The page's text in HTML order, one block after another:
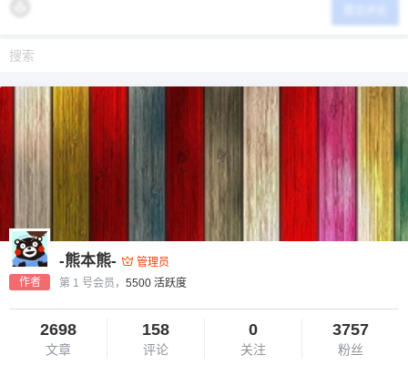
作者
-熊本熊-
管理员
第 1 号会员， 5500 活跃度
2698
文章
158
评论
0
关注
3757
粉丝